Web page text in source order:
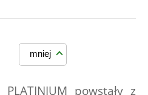
mniej